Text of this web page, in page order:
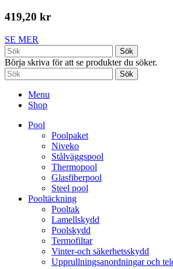
419,20 kr
SE MER
Sök
Börja skriva för att se produkter du söker.
Sök
Menu
Shop
Pool
Poolpaket
Niveko
Stålväggspool
Thermopool
Glasfiberpool
Steel pool
Pooltäckning
Pooltak
Lamellskydd
Poolskydd
Termofiltar
Vinter-och säkerhetsskydd
Upprullningsanordningar och